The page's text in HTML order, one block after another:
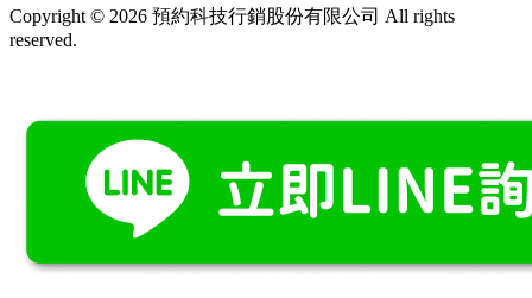
Copyright © 2026 預約科技行銷股份有限公司 All rights
reserved.